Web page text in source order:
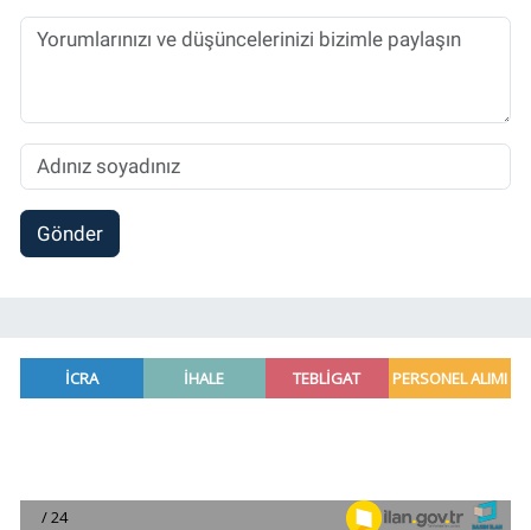
Spor, Sağlık ve Ekonomi Editörü olarak
sürdürmektedir.
Gönder